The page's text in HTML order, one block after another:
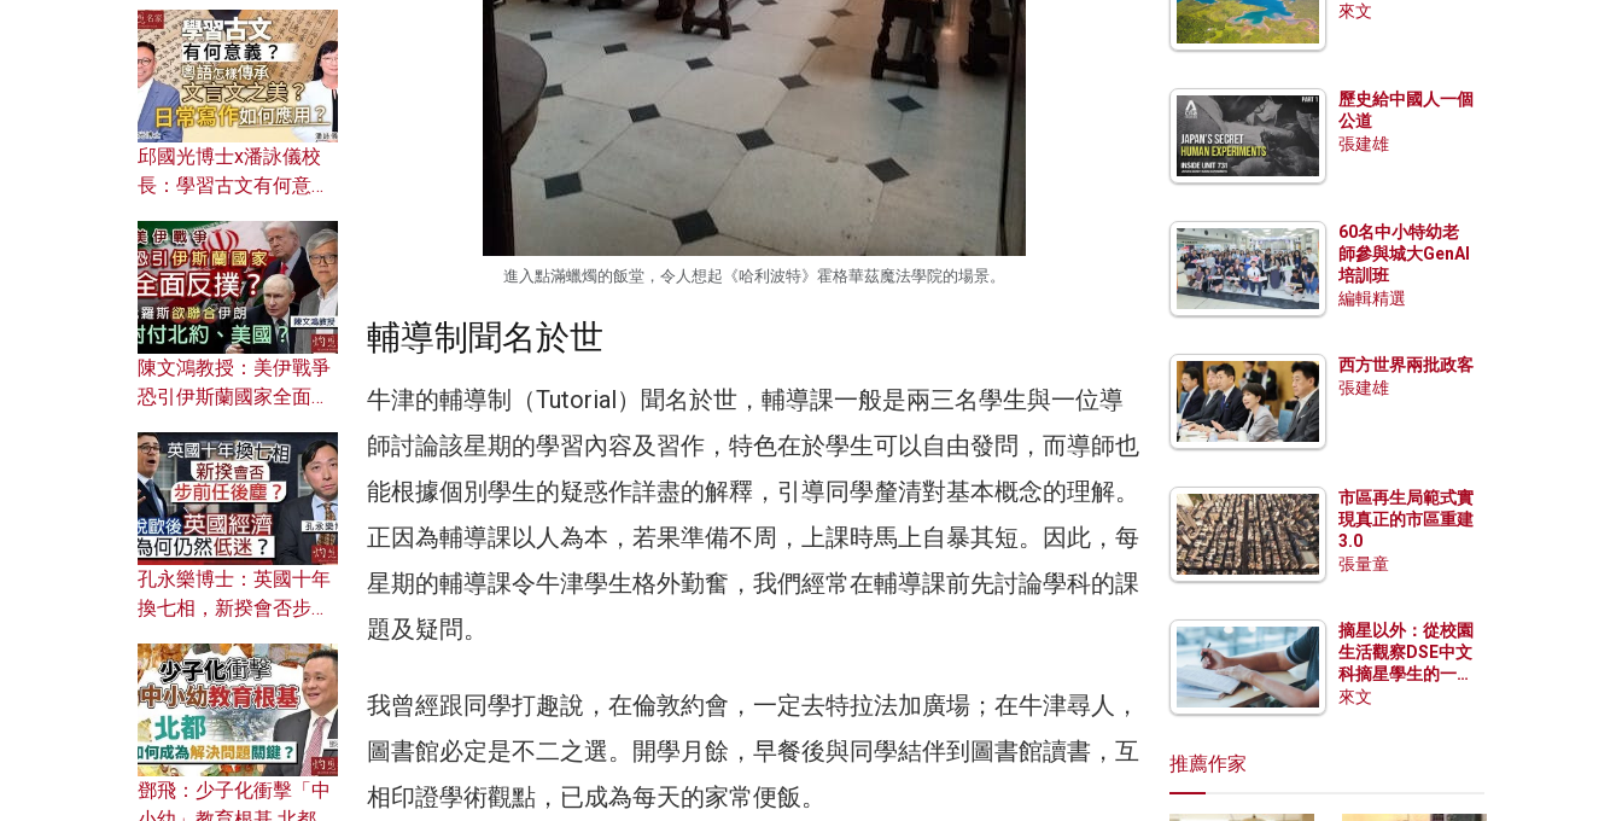
進入點滿蠟燭的飯堂，令人想起《哈利波特》霍格華茲魔法學院的場景。
輔導制聞名於世
牛津的輔導制（Tutorial）聞名於世，輔導課一般是兩三名學生與一位導
師討論該星期的學習內容及習作，特色在於學生可以自由發問，而導師也
能根據個別學生的疑惑作詳盡的解釋，引導同學釐清對基本概念的理解。
正因為輔導課以人為本，若果準備不周，上課時馬上自暴其短。因此，每
星期的輔導課令牛津學生格外勤奮，我們經常在輔導課前先討論學科的課
題及疑問。
我曾經跟同學打趣說，在倫敦約會，一定去特拉法加廣場；在牛津尋人，
圖書館必定是不二之選。開學月餘，早餐後與同學結伴到圖書館讀書，互
相印證學術觀點，已成為每天的家常便飯。
風險攻擊美軍，背後有
何盤算？
邱國光博士x潘詠儀校
長：學習古文有何意
文之美？ 日常寫作如何
應用？
陳文鴻教授：美伊戰爭
恐引伊斯蘭國家全面反
對付北約美國？
孔永樂博士：英國十年
換七相，新揆會否步前
濟為何仍然低迷？
鄧飛：少子化衝擊「中
來文
歷史給中國人一個
公道
張建雄
60名中小特幼老
師參與城大GenAI
培訓班
編輯精選
西方世界兩批政客
張建雄
市區再生局範式實
現真正的市區重建
3.0
張量童
摘星以外：從校園
生活觀察DSE中文
科摘星學生的一點
特質
來文
推薦作家